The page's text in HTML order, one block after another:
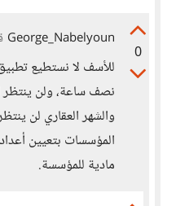
0
George_Nabelyoun
للأسف لا نستطيع
نصف ساعة، ولن
والشهر العقاري لن
المؤسسات بتعيين
مادية للمؤسسة.